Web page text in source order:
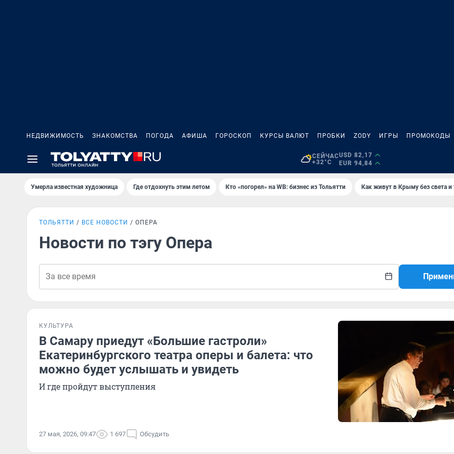
НЕДВИЖИМОСТЬ ЗНАКОМСТВА ПОГОДА АФИША ГОРОСКОП КУРСЫ ВАЛЮТ ПРОБКИ ZODY ИГРЫ ПРОМОКОДЫ
СЕЙЧАС
+32°C
USD 82,17
EUR 94,84
Умерла известная художница Где отдохнуть этим летом Кто «погорел» на WB: бизнес из Тольятти Как живут в Крыму без света и
ТОЛЬЯТТИ ВСЕ НОВОСТИ ОПЕРА
Новости по тэгу Опера
КУЛЬТУРА
В Самару приедут «Большие гастроли»
Екатеринбургского театра оперы и балета: что
можно будет услышать и увидеть
И где пройдут выступления
27 мая, 2026, 09:47 1 697 Обсудить